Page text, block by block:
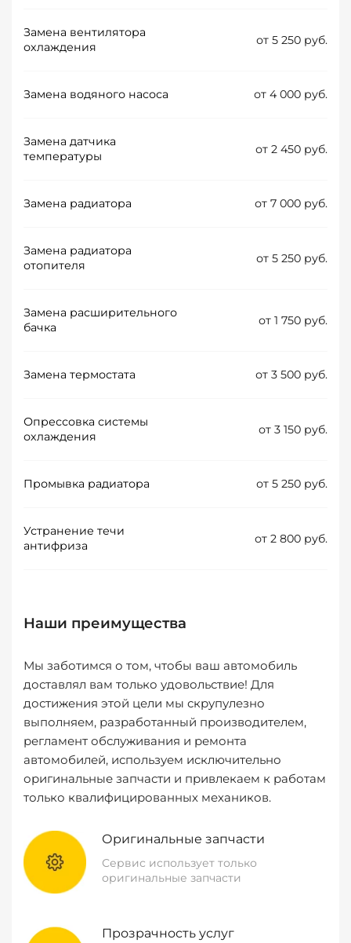
Замена вентилятора
охлаждения
от 5 250 руб.
Замена водяного насоса от 4 000 руб.
Замена датчика
температуры
от 2 450 руб.
Замена радиатора от 7 000 руб.
Замена радиатора
отопителя
от 5 250 руб.
Замена расширительного
бачка
от 1 750 руб.
Замена термостата от 3 500 руб.
Опрессовка системы
охлаждения
от 3 150 руб.
Промывка радиатора от 5 250 руб.
Устранение течи
антифриза
от 2 800 руб.
Наши преимущества
Мы заботимся о том, чтобы ваш автомобиль
доставлял вам только удовольствие! Для
достижения этой цели мы скрупулезно
выполняем, разработанный производителем,
регламент обслуживания и ремонта
автомобилей, используем исключительно
оригинальные запчасти и привлекаем к работам
только квалифицированных механиков.
Оригинальные запчасти
Сервис использует только
оригинальные запчасти
Прозрачность услуг